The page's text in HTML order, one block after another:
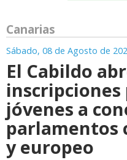
Canarias
Sábado, 08 de Agosto de
El Cabildo
jóvenes a
parlamentos
y europeo